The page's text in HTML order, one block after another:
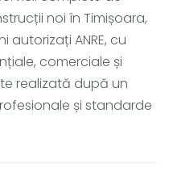
noi în Timișoara,
ANRE, cu
comerciale și
realizată după un
și standarde